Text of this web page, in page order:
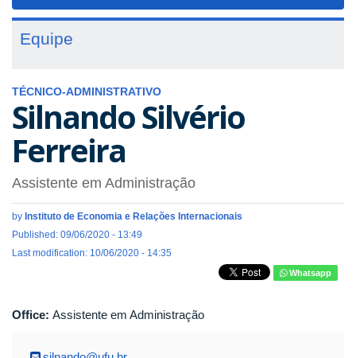
Equipe
TÉCNICO-ADMINISTRATIVO
Silnando Silvério
Ferreira
Assistente em Administração
by Instituto de Economia e Relações Internacionais
Published: 09/06/2020 - 13:49
Last modification: 10/06/2020 - 14:35
Whatsapp
Office: Assistente em Administração